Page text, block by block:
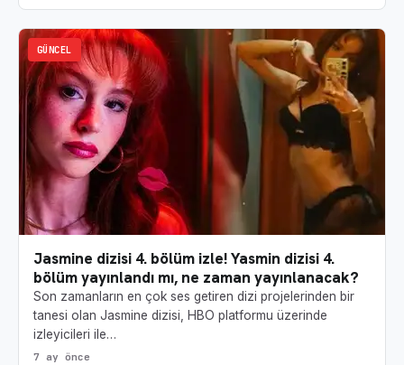
GÜNCEL
Jasmine dizisi 4. bölüm izle! Yasmin dizisi 4.
bölüm yayınlandı mı, ne zaman yayınlanacak?
Son zamanların en çok ses getiren dizi projelerinden bir
tanesi olan Jasmine dizisi, HBO platformu üzerinde
izleyicileri ile…
7 ay önce